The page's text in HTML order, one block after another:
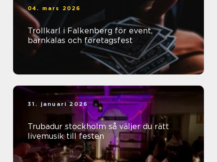
04. mars 2026
Trollkarl i Falkenberg för event,
barnkalas och företagsfest
31. januari 2026
Trubadur stockholm så väljer du rätt
livemusik till festen